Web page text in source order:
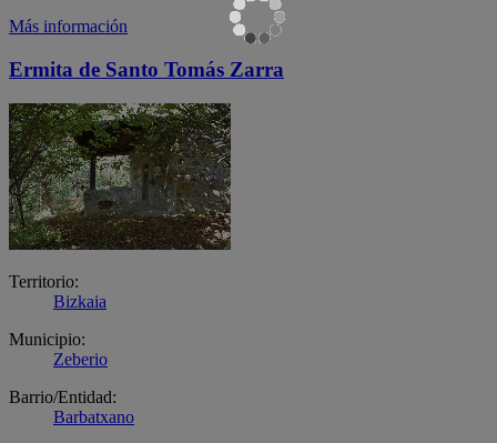
Más información
Ermita de Santo Tomás Zarra
Territorio:
Bizkaia
Municipio:
Zeberio
Barrio/Entidad:
Barbatxano